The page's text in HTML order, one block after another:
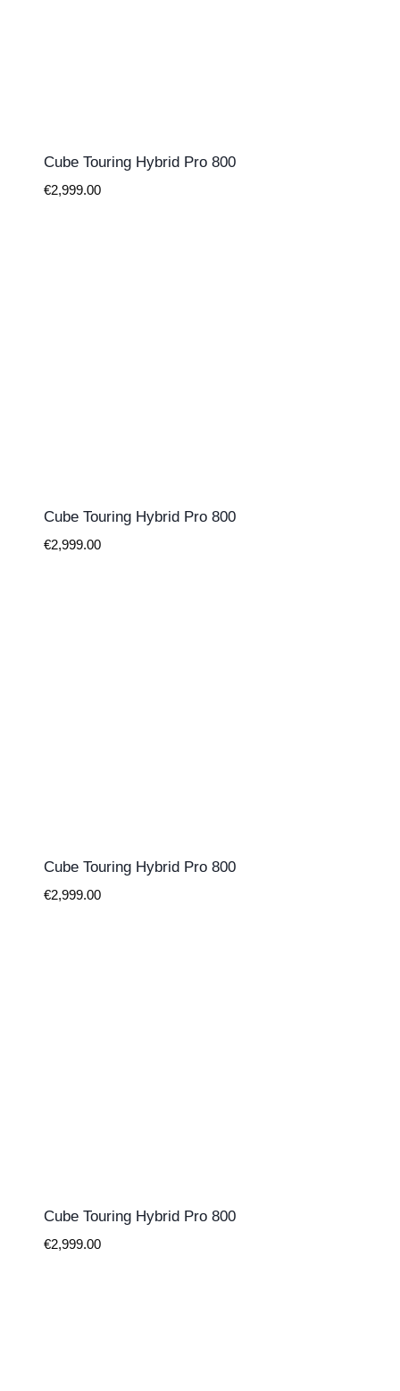
Cube Touring Hybrid Pro 800
€2,999.00
Cube Touring Hybrid Pro 800
€2,999.00
Cube Touring Hybrid Pro 800
€2,999.00
Cube Touring Hybrid Pro 800
€2,999.00